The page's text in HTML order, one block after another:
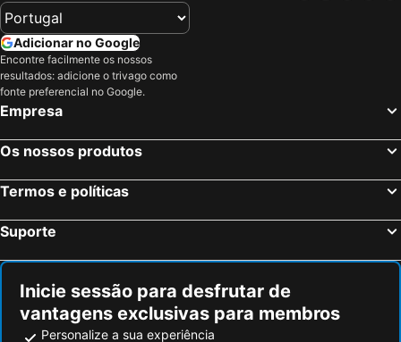
Adicionar no Google
Encontre facilmente os nossos
resultados: adicione o trivago como
fonte preferencial no Google.
Empresa
Os nossos produtos
Termos e políticas
Suporte
Inicie sessão para desfrutar de
vantagens exclusivas para membros
Personalize a sua experiência